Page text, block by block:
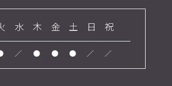
水 木 金 土 日 祝
／ ● ● ● ／ ／